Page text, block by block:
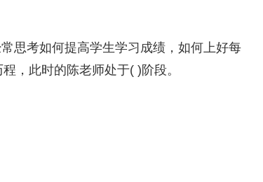
思考如何提高学生学习成绩，如何上好每
，此时的陈老师处于( )阶段。